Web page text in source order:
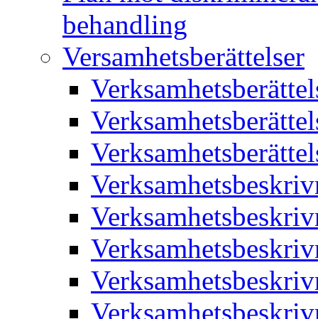
behandling
Versamhetsberättelser